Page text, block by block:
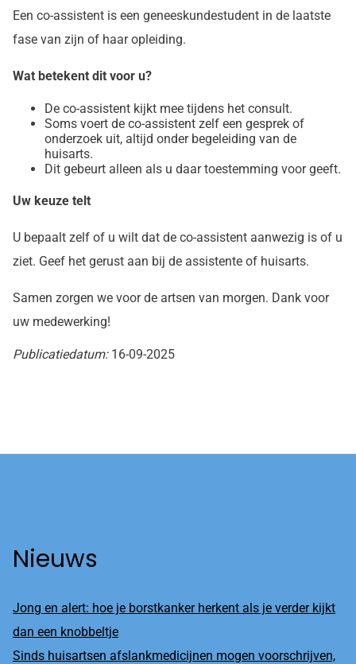
Een co-assistent is een geneeskundestudent in de laatste
fase van zijn of haar opleiding.
Wat betekent dit voor u?
De co-assistent kijkt mee tijdens het consult.
Soms voert de co-assistent zelf een gesprek of
onderzoek uit, altijd onder begeleiding van de
huisarts.
Dit gebeurt alleen als u daar toestemming voor geeft.
Uw keuze telt
U bepaalt zelf of u wilt dat de co-assistent aanwezig is of u
ziet. Geef het gerust aan bij de assistente of huisarts.
Samen zorgen we voor de artsen van morgen. Dank voor
uw medewerking!
Publicatiedatum: 16-09-2025
Nieuws
Jong en alert: hoe je borstkanker herkent als je verder kijkt
dan een knobbeltje
Sinds huisartsen afslankmedicijnen mogen voorschrijven,